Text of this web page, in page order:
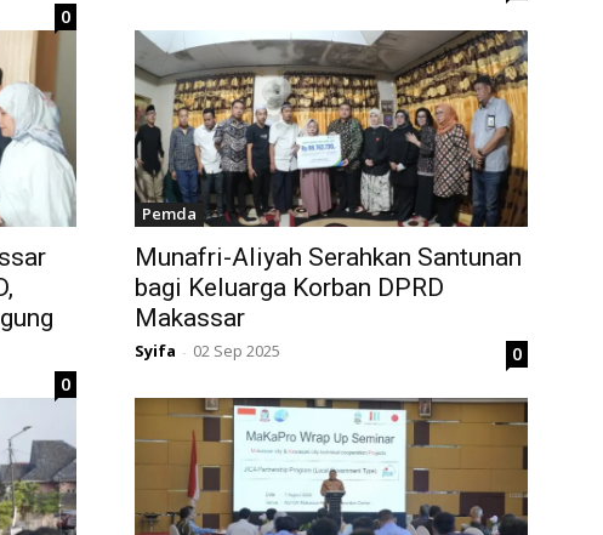
0
0
Pemda
Munafri-Aliyah Serahkan Santunan
bagi Keluarga Korban DPRD
Makassar
Syifa - 02 Sep 2025 0